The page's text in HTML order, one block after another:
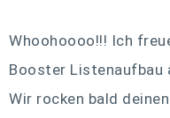
Whoohoooo!!! Ich
Booster Listenaufbau
Wir rocken bald